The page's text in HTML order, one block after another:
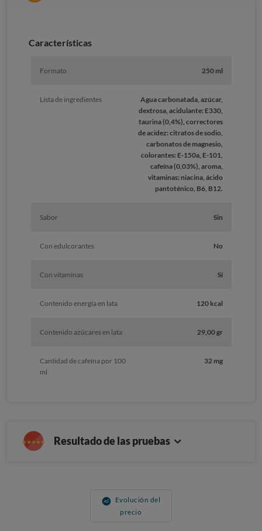
Caracterí­sticas
Formato 250 ml
Lista de ingredientes
Agua carbonatada, azúcar,
dextrosa, acidulante: E330,
taurina (0,4%), correctores
de acidez: citratos de sodio,
carbonatos de magnesio,
colorantes: E-150a, E-101,
cafeína (0,03%), aroma,
vitaminas: niacina, ácido
pantoténico, B6, B12.
Sabor Sin
Con edulcorantes No
Con vitaminas Sí
Contenido energía en lata 120 kcal
Contenido azúcares en lata 29,00 gr
Cantidad de cafeína por 100
ml
32 mg
Resultado de las pruebas
Evolución del
precio